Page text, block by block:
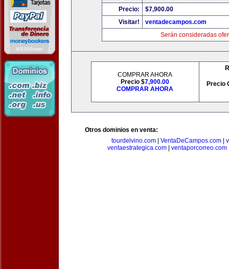
Precio:
$7,900.00
Visitar!
ventadecampos.com
Serán consideradas
COMPRAR AHORA
Precio $7,900.00
COMPRAR AHORA
Precio
Otros dominios en venta:
tourdelvino.com| VentaDeCampos.com|
ventaestrategica.com| ventaporcorreo.com